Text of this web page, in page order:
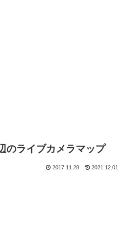
のライブカメラマップ
2017.11.28 2021.12.01